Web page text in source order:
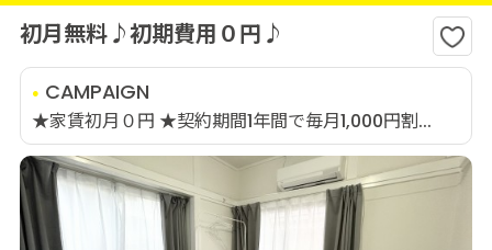
初月無料♪初期費用０円♪
CAMPAIGN
★家賃初月０円 ★契約期間1年間で毎月1,000円割...